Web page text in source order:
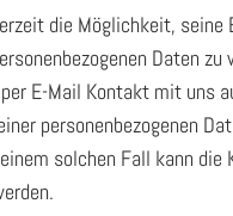
die Möglichkeit, seine
Daten zu
E-Mail Kontakt mit uns
personenbezogenen
solchen Fall kann die